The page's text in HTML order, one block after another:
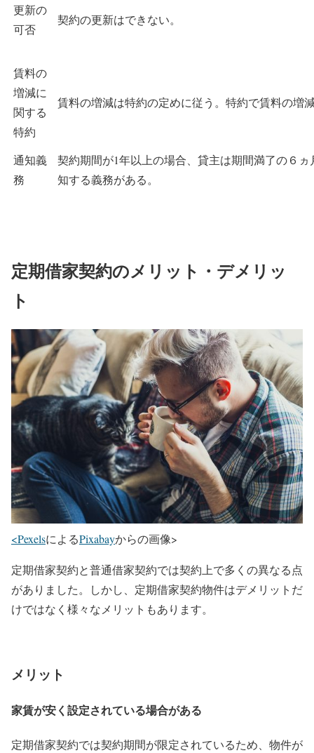
更新の
可否
契約の更新はできない。
賃料の
増減に
関する
特約
賃料の増減は特約の定めに従う。特約で賃料の増
通知義
務
契約期間が1年以上の場合、貸主は期間満了の６
知する義務がある。
定期借家契約のメリット・デメリッ
ト
<PexelsによるPixabayからの画像>
定期借家契約と普通借家契約では契約上で多くの異なる点
がありました。しかし、定期借家契約物件はデメリットだ
けではなく様々なメリットもあります。
メリット
家賃が安く設定されている場合がある
定期借家契約では契約期間が限定されているため、物件が